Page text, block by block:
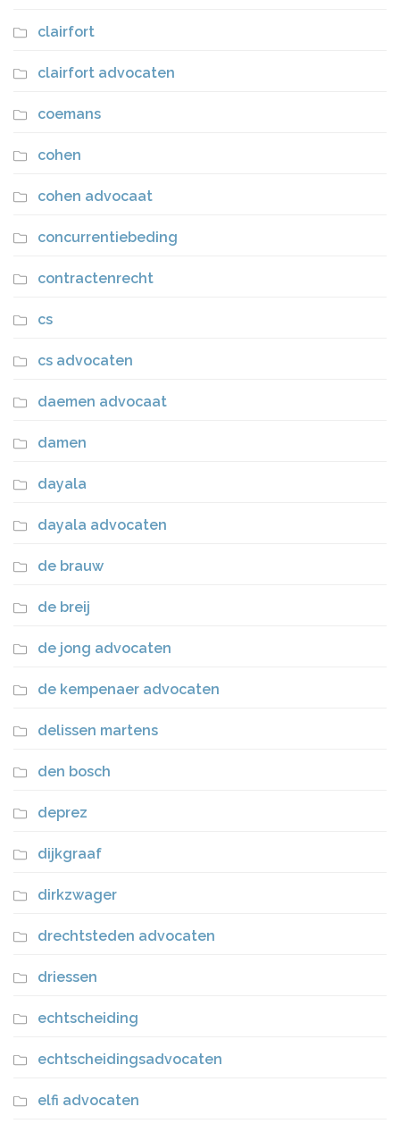
clairfort
clairfort advocaten
coemans
cohen
cohen advocaat
concurrentiebeding
contractenrecht
cs
cs advocaten
daemen advocaat
damen
dayala
dayala advocaten
de brauw
de breij
de jong advocaten
de kempenaer advocaten
delissen martens
den bosch
deprez
dijkgraaf
dirkzwager
drechtsteden advocaten
driessen
echtscheiding
echtscheidingsadvocaten
elfi advocaten